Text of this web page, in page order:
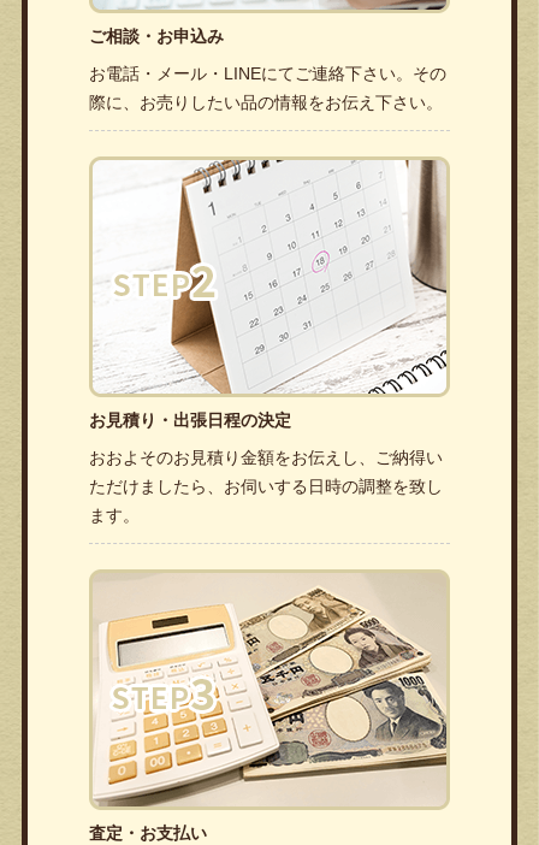
ご相談・お申込み
お電話・メール・LINEにてご連絡下さい。その
際に、お売りしたい品の情報をお伝え下さい。
お見積り・出張日程の決定
おおよそのお見積り金額をお伝えし、ご納得い
ただけましたら、お伺いする日時の調整を致し
ます。
査定・お支払い